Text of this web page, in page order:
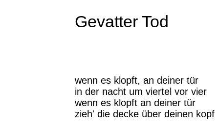
Gevatter Tod
wenn es klopft, an deiner tür
in der nacht um viertel vor vier
wenn es klopft an deiner tür
zieh' die decke über deinen kopf